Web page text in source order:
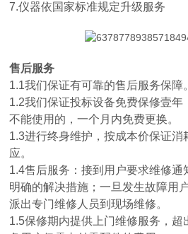
7.仪器依国家标准规定升级服务
售后服务
1.1我们保证有可靠的售后服务保障。
1.2我们保证投标设备免费保修壹年
不能使用的，一个月内免费更换。
1.3进行终身维护，按成本价保证消
应。
1.4售后服务：接到用户要求维修通
明确的解决措施；一旦发生故障用
派出专门维修人员到现场维修。
1.5保修期内提供上门维修服务，超